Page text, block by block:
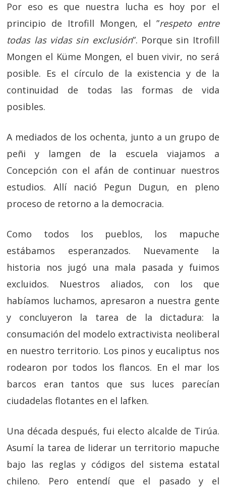
Por eso es que nuestra lucha es hoy por el
principio de Itrofill Mongen, el ”respeto entre
todas las vidas sin exclusión”. Porque sin Itrofill
Mongen el Küme Mongen, el buen vivir, no será
posible. Es el círculo de la existencia y de la
continuidad de todas las formas de vida
posibles.
A mediados de los ochenta, junto a un grupo de
peñi y lamgen de la escuela viajamos a
Concepción con el afán de continuar nuestros
estudios. Allí nació Pegun Dugun, en pleno
proceso de retorno a la democracia.
Como todos los pueblos, los mapuche
estábamos esperanzados. Nuevamente la
historia nos jugó una mala pasada y fuimos
excluidos. Nuestros aliados, con los que
habíamos luchamos, apresaron a nuestra gente
y concluyeron la tarea de la dictadura: la
consumación del modelo extractivista neoliberal
en nuestro territorio. Los pinos y eucaliptus nos
rodearon por todos los flancos. En el mar los
barcos eran tantos que sus luces parecían
ciudadelas flotantes en el lafken.
Una década después, fui electo alcalde de Tirúa.
Asumí la tarea de liderar un territorio mapuche
bajo las reglas y códigos del sistema estatal
chileno. Pero entendí que el pasado y el